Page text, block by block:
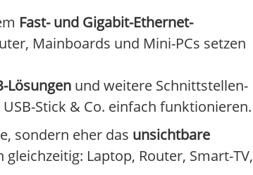
Fast- und Gigabit-Ethernet-
Mainboards und Mini-PCs setzen
Lösungen und weitere Schnittstellen-
Stick & Co. einfach funktionieren.
sondern eher das unsichtbare
Laptop, Router, Smart-TV,